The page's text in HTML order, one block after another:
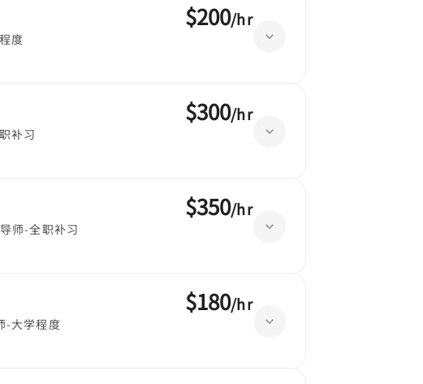
度
$200/hr
补习
$300/hr
师-全职补习
$350/hr
-大学程度
$180/hr